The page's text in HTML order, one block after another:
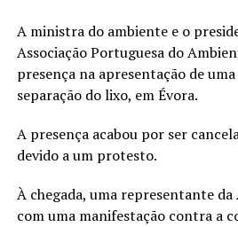
A ministra do ambiente e o
Associação Portuguesa do
presença na apresentação de
separação do lixo, em Évora.
A presença acabou por ser
devido a um protesto.
À chegada, uma representante
com uma manifestação contra a